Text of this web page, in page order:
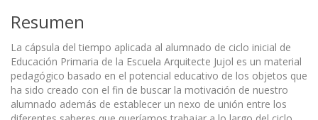
Resumen
La cápsula del tiempo aplicada al alumnado de ciclo inicial de
Educación Primaria de la Escuela Arquitecte Jujol es un material
pedagógico basado en el potencial educativo de los objetos que
ha sido creado con el fin de buscar la motivación de nuestro
alumnado además de establecer un nexo de unión entre los